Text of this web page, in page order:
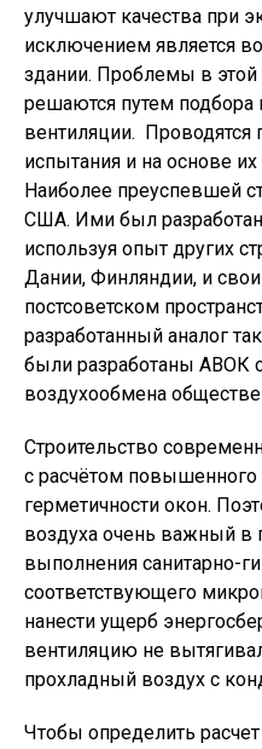
улучшают качества при
исключением является
здании. Проблемы в
решаются путем подбора
вентиляции.
испытания и на основе
Наиболее преуспевшей
США. Ими был разработан
используя опыт других
Дании, Финляндии, и
постсоветском
разработанный аналог
были разработаны АВОК
воздухообмена
Строительство
с расчётом
герметичности окон.
воздуха очень важный в
выполнения санитарно-
соответствующего
нанести ущерб
вентиляцию не
прохладный воздух с
Чтобы определить